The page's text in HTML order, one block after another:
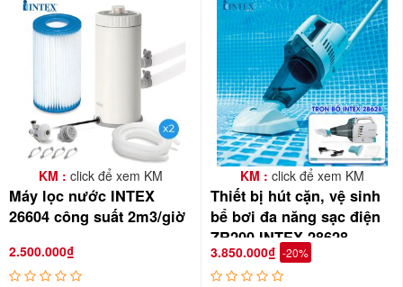
KM : click để xem KM
Máy lọc nước INTEX
26604 công suất 2m3/giờ
2.500.000₫
KM : click để xem KM
Thiết bị hút cặn, vệ sinh
bể bơi đa năng sạc điện
ZR200 INTEX 28628
3.850.000₫ -20%